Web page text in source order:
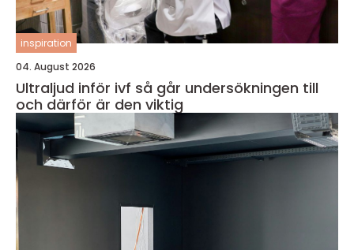
inspiration
04. August 2026
Ultraljud inför ivf så går undersökningen till
och därför är den viktig